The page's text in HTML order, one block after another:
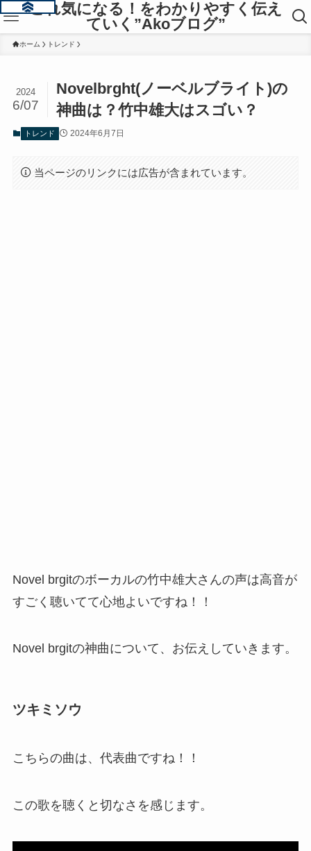
これ気になる！をわかりやすく伝え
ていく”Akoブログ”
ホーム トレンド
Novelbrght(ノーベルブライト)の
神曲は？竹中雄大はスゴい？
2024
6/07
トレンド 2024年6月7日
当ページのリンクには広告が含まれています。
Novel brgitのボーカルの竹中雄大さんの声は高音が
すごく聴いてて心地よいですね！！
Novel brgitの神曲について、お伝えしていきます。
ツキミソウ
こちらの曲は、代表曲ですね！！
この歌を聴くと切なさを感じます。